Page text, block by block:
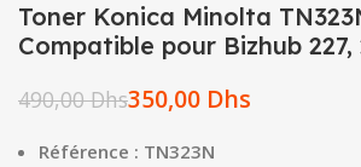
Toner Konica Minolta
Compatible pour Bizhub 227,
490,00Dhs350,00 Dhs
Référence : TN323N